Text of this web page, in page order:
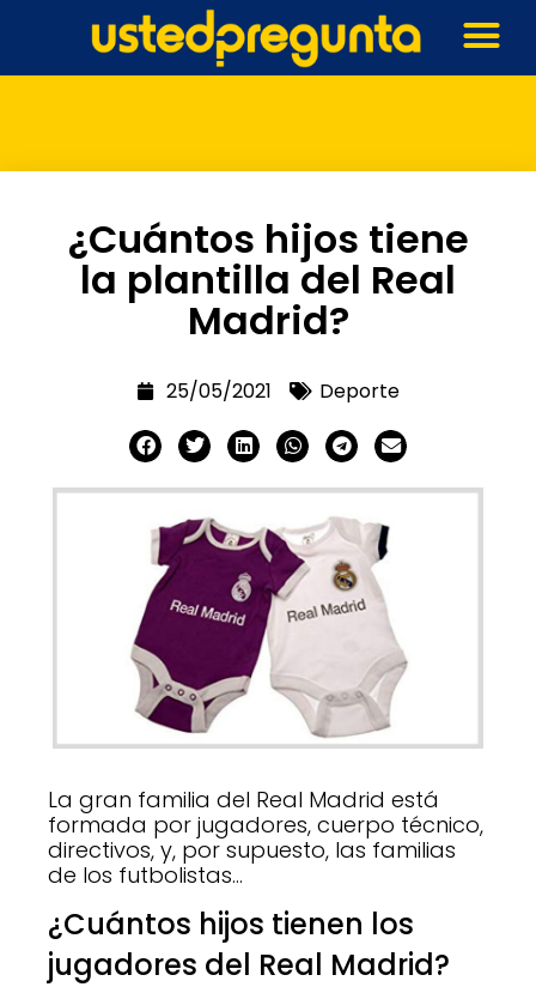
¿Cuántos hijos tiene
la plantilla del Real
Madrid?
25/05/2021 Deporte
La gran familia del Real Madrid está
formada por jugadores, cuerpo técnico,
directivos, y, por supuesto, las familias
de los futbolistas…
¿Cuántos hijos tienen los
jugadores del Real Madrid?